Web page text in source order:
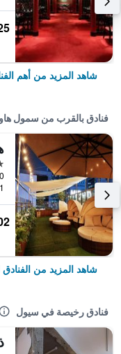
شاهد المزيد من أهم
فنادق بالقرب من سمول
3 نجوم
0.1
شاهد المزيد من الفنادق
فنادق رخيصة في سيول